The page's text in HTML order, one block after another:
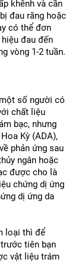
khểnh và cần
đau răng hoặc
có thể đơn
đau đến
vòng 1-2 tuần.
số người có
chất liệu
bạc, nhưng
Kỳ (ADA),
phản ứng sau
ngân hoặc
được cho là
chứng dị ứng
dị ứng da
loại thì để
tiên bạn
vật liệu trám